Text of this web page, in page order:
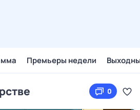
Премьеры недели
0